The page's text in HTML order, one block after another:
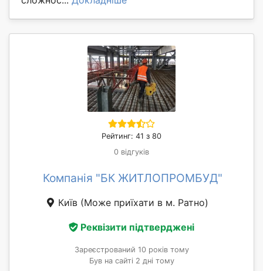
Рейтинг: 41 з 80
0 відгуків
Компанія "БК ЖИТЛОПРОМБУД"
Київ (Може приїхати в м. Ратно)
Реквізити підтверджені
Зареєстрований 10 років тому
Був на сайті 2 дні тому